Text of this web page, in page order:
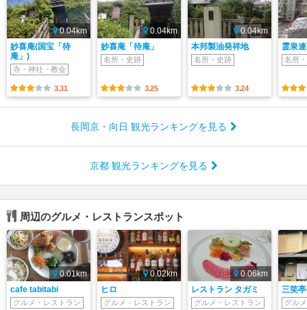
0.04km
妙喜庵(国宝「待
庵」)
寺・神社・教会
3.31
0.04km
妙喜庵「待庵」
名所・史跡
3.25
0.04km
本邦製油発祥地
名所・史跡
3.24
霊泉
名所
長岡京・向日 観光ランキングを見る
京都 観光ランキングを見る
周辺のグルメ・レストランスポット
0.01km
cafe tabitabi
グルメ・レストラン
0.02km
ヒロ
グルメ・レストラン
0.06km
レストラン タガミ
グルメ・レストラン
三笑亭
グル